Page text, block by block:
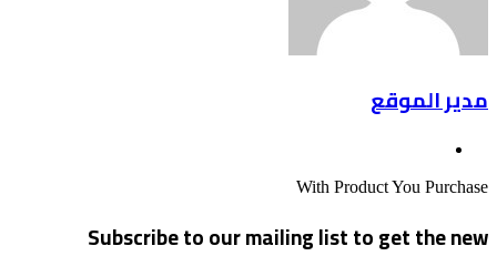
مدير الموقع
With Product You Purchase
Subscribe to our mailing list to get the new